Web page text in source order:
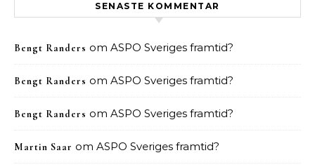
SENASTE KOMMENTAR
Bengt Randers om ASPO Sveriges framtid?
Bengt Randers om ASPO Sveriges framtid?
Bengt Randers om ASPO Sveriges framtid?
Martin Saar om ASPO Sveriges framtid?